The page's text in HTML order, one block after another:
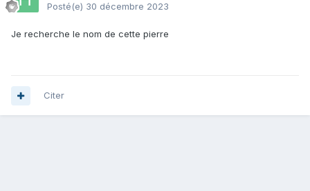
Posté(e) 30 décembre 2023
Je recherche le nom de cette pierre
Citer